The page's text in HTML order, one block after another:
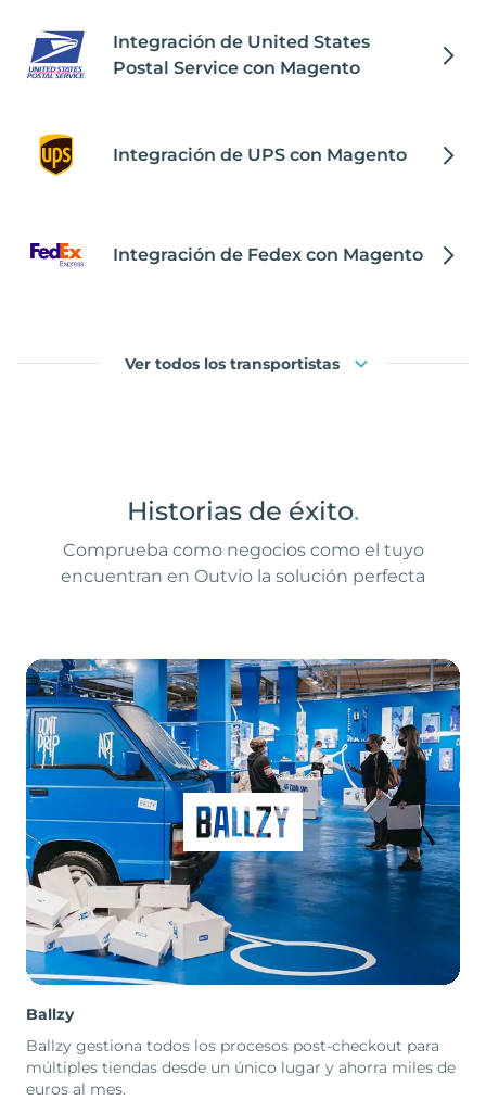
Integración de United States
Postal Service con Magento
Integración de UPS con Magento
Integración de Fedex con Magento
Ver todos los transportistas
Historias de éxito.
Comprueba como negocios como el tuyo
encuentran en Outvio la solución perfecta
Ballzy
Ballzy gestiona todos los procesos post-checkout para
múltiples tiendas desde un único lugar y ahorra miles de
euros al mes.